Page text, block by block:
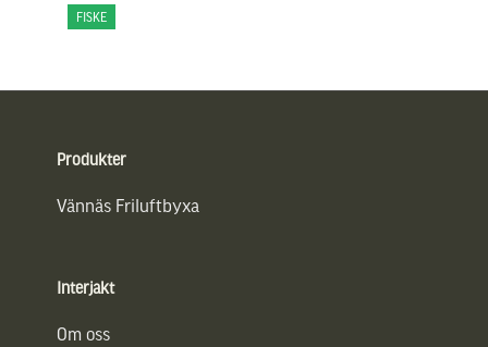
FISKE
Produkter
Vännäs Friluftbyxa
Interjakt
Om oss